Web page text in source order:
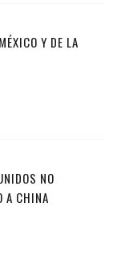
Y DE LA
NO
A CHINA